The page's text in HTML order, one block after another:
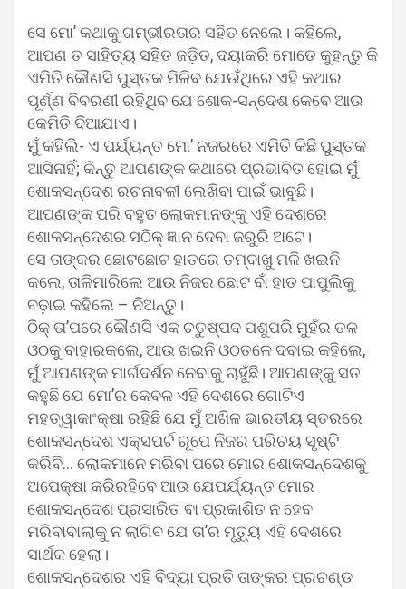
ସେ ମୋ’ କଥାକୁ ଗମ୍ଭୀରତାର ସହିତ ନେଲେ। କହିଲେ,
ଆପଣ ତ ସାହିତ୍ୟ ସହିତ ଜଡ଼ିତ, ଦୟାକରି ମୋତେ କୁହନ୍ତୁ କି
ଏମିତି କୌଣସି ପୁସ୍ତକ ମିଳିବ ଯେଉଁଥିରେ ଏହି କଥାର
ପୂର୍ଣ୍ଣ ବିବରଣୀ ରହିଥିବ ଯେ ଶୋକ-ସନ୍ଦେଶ କେବେ ଆଉ
କେମିତି ଦିଆଯାଏ।
ମୁଁ କହିଲି- ଏ ପର୍ଯ୍ୟନ୍ତ ମୋ’ ନଜରରେ ଏମିତି କିଛି ପୁସ୍ତକ
ଆସିନାହିଁ; କିନ୍ତୁ ଆପଣଙ୍କ କଥାରେ ପ୍ରଭାବିତ ହୋଇ ମୁଁ
ଶୋକସନ୍ଦେଶ ରଚନାବଳୀ ଲେଖିବା ପାଇଁ ଭାବୁଛି।
ଆପଣଙ୍କ ପରି ବହୁତ ଲୋକମାନଙ୍କୁ ଏହି ଦେଶରେ
ଶୋକସନ୍ଦେଶର ସଠିକ୍‍ ଜ୍ଞାନ ଦେବା ଜରୁରି ଅଟେ।
ସେ ତାଙ୍କର ଛୋଟଛୋଟ ହାତରେ ତମ୍ବାଖୁ ମଳି ଖଇନି
କଲେ, ତାଳିମାରିଲେ ଆଉ ନିଜର ଛୋଟ ବାଁ ହାତ ପାପୁଲିକୁ
ବଢ଼ାଇ କହିଲେ – ନିଅନ୍ତୁ।
ଠିକ୍‍ ତା’ପରେ କୌଣସି ଏକ ଚତୁଷ୍ପଦ ପଶୁପରି ମୁହଁର ତଳ
ଓଠକୁ ବାହାରକଲେ, ଆଉ ଖଇନି ଓଠତଳେ ଦବାଇ କହିଲେ,
ମୁଁ ଆପଣଙ୍କ ମାର୍ଗଦର୍ଶନ ନେବାକୁ ଚାହୁଁଛି। ଆପଣଙ୍କୁ ସତ
କହୁଛି ଯେ ମୋ’ର କେବଳ ଏହି ଦେଶରେ ଗୋଟିଏ
ମହତ୍ୱାକାଂକ୍ଷା ରହିଛି ଯେ ମୁଁ ଅଖିଳ ଭାରତୀୟ ସ୍ତରରେ
ଶୋକସନ୍ଦେଶ ଏକ୍ସପର୍ଟ ରୂପେ ନିଜର ପରିଚୟ ସୃଷ୍ଟି
କରିବି… ଲୋକମାନେ ମରିବା ପରେ ମୋର ଶୋକସନ୍ଦେଶକୁ
ଅପେକ୍ଷା କରିରହିବେ ଆଉ ଯେପର୍ଯ୍ୟନ୍ତ ମୋର
ଶୋକସନ୍ଦେଶ ପ୍ରସାରିତ ବା ପ୍ରକାଶିତ ନ ହେବ
ମରିବାବାଲାକୁ ନ ଲାଗିବ ଯେ ତା’ର ମୃତ୍ୟୁ ଏହି ଦେଶରେ
ସାର୍ଥକ ହେଲା।
ଶୋକସନ୍ଦେଶର ଏହି ବିଦ୍ୟା ପ୍ରତି ତାଙ୍କର ପ୍ରଚଣ୍ଡ